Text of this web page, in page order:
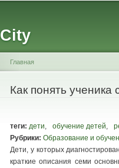
You are here
Главная
Как понять
теги: дети обучение детей
Рубрики: Образование и
Дети, у которых
краткие описания семи